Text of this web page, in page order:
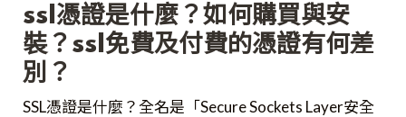
ssl憑證是什麼？如何購買與安
裝？ssl免費及付費的憑證有何差
別？
SSL憑證是什麼？全名是「Secure Sockets Layer安全